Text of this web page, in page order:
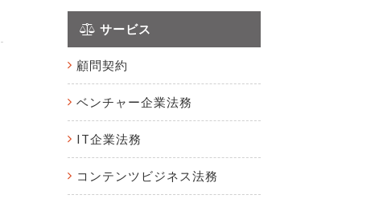
サービス
顧問契約
ベンチャー企業法務
IT企業法務
コンテンツビジネス法務